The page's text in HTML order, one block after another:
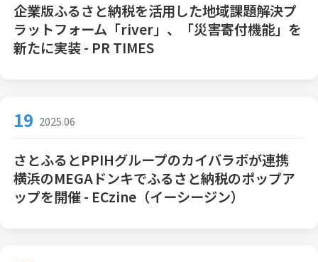
企業版ふるさと納税を活用した地域課題解決プ
ラットフォーム「river」、「災害寄付機能」を
新たに実装 - PR TIMES
19 2025.06
さとふるとPPIHグループのカイバラボが連携
横浜のMEGAドンキでふるさと納税のポップア
ップを開催 - ECzine（イーシージン）